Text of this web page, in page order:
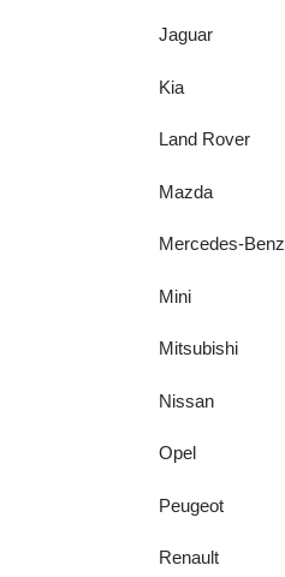
Jaguar
Kia
Land Rover
Mazda
Mercedes-Benz
Mini
Mitsubishi
Nissan
Opel
Peugeot
Renault